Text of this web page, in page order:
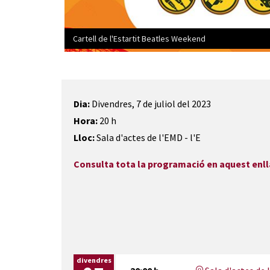
Cartell de l'Estartit Beatles Weekend
Dia: Divendres, 7 de juliol del 2023
Hora: 20 h
Lloc:Sala d'actes de l'EMD - l'E
Consulta tota la programació en aquest
divendres